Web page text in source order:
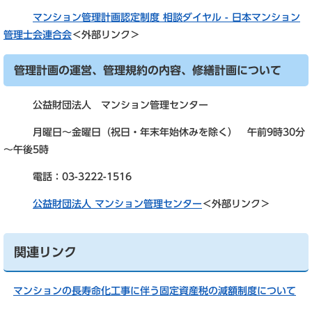
マンション管理計画認定制度 相談ダイヤル - 日本マンション
管理士会連合会＜外部リンク＞
管理計画の運営、管理規約の内容、修繕計画について
公益財団法人 マンション管理センター
月曜日～金曜日（祝日・年末年始休みを除く） 午前9時30分
～午後5時
電話：03-3222-1516
公益財団法人 マンション管理センター ＜外部リンク＞
関連リンク
マンションの長寿命化工事に伴う固定資産税の減額制度について